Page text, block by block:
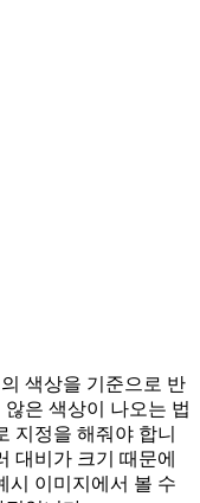
색상을 기준으로 반
은 색상이 나오는 법
지정을 해줘야 합니
대비가 크기 때문에
시 이미지에서 볼 수